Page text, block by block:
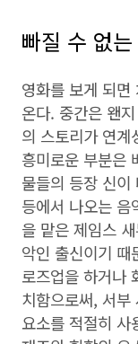
빠질 수 없
영화를 보게 되
온다. 중간은 왠
의 스토리가 연
흥미로운 부분은
물들의 등장 신
등에서 나오는
을 맡은 제임스
악인 출신이기
로즈업을 하거나
치함으로써, 서부
요소를 적절히 사